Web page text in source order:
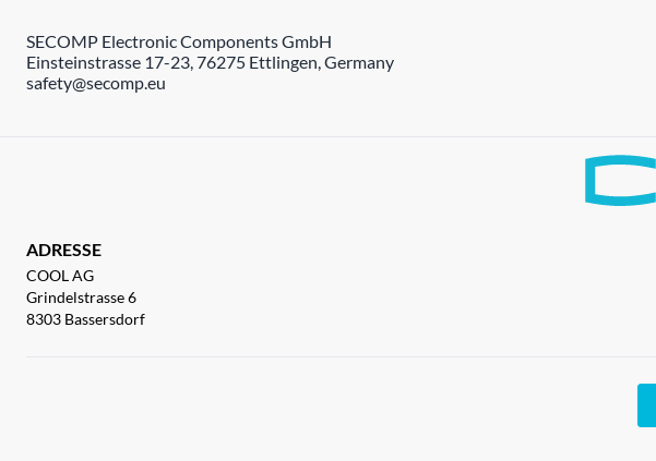
SECOMP Electronic Components GmbH
Einsteinstrasse 17-23, 76275 Ettlingen, Germany
safety@secomp.eu
ADRESSE
COOL AG
Grindelstrasse 6
8303 Bassersdorf